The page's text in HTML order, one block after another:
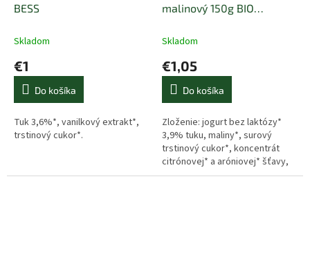
BESS
Skladom
€1
Do košíka
Tuk 3,6%*, vanilkový extrakt*,
trstinový cukor*.
malinový 150g BIO
Skladom
€1,05
Do košíka
Zloženie: jogurt bez laktózy*
3,9% tuku, maliny*, surový
trstinový cukor*, koncentrát
citrónovej* a aróniovej* šťavy,
tapiokový škrob*, karobová